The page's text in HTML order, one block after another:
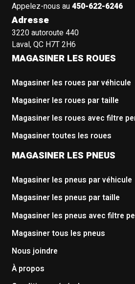
Appelez-nous au450-622-6246
Adresse
3220 autoroute 440
Laval, QC H7T 2H6
MAGASINER LES ROUES
Magasiner les roues par véhicule
Magasiner les roues par taille
Magasiner les roues avec filtre
Magasiner toutes les roues
MAGASINER LES PNEUS
Magasiner les pneus par véhicule
Magasiner les pneus par taille
Magasiner les pneus avec filtre
Magasiner tous les pneus
Nous joindre
À propos